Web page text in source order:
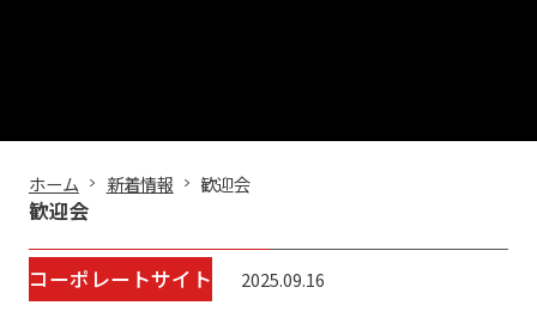
ホーム 新着情報 歓迎会
歓迎会
コーポレートサイト 2025.09.16